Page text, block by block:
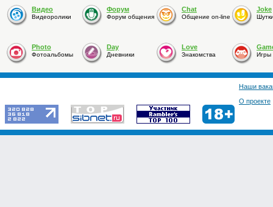
Видео
Видеоролики
Форум
Форум общения
Chat
Общение on-line
Joke
Photo
Фотоальбомы
Day
Дневники
Love
Знакомства Игры
Наши
О проекте